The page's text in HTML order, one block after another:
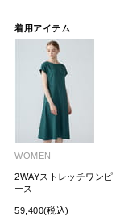
着用アイテム
WOMEN
2WAYストレッチワンピ
ース
59,400(税込)